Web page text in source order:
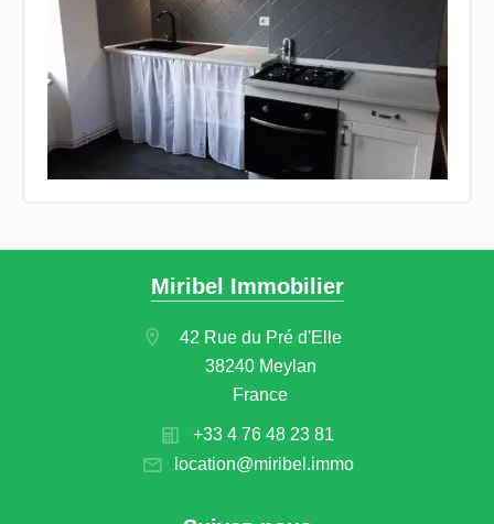
Miribel Immobilier
42 Rue du Pré d'Elle
38240 Meylan
France
+33 4 76 48 23 81
location@miribel.immo